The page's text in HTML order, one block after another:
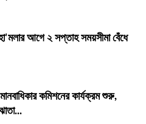
আগে ২ সপ্তাহ সময়সীমা বেঁধে
কমিশনের কার্যক্রম শুরু,